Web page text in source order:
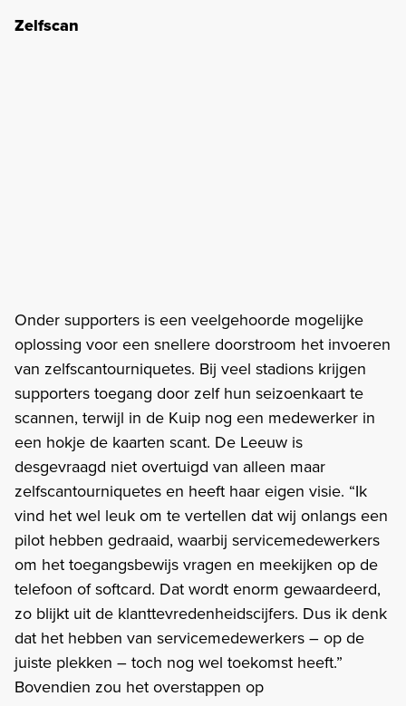
Zelfscan
Onder supporters is een veelgehoorde mogelijke
oplossing voor een snellere doorstroom het invoeren
van zelfscantourniquetes. Bij veel stadions krijgen
supporters toegang door zelf hun seizoenkaart te
scannen, terwijl in de Kuip nog een medewerker in
een hokje de kaarten scant. De Leeuw is
desgevraagd niet overtuigd van alleen maar
zelfscantourniquetes en heeft haar eigen visie. “Ik
vind het wel leuk om te vertellen dat wij onlangs een
pilot hebben gedraaid, waarbij servicemedewerkers
om het toegangsbewijs vragen en meekijken op de
telefoon of softcard. Dat wordt enorm gewaardeerd,
zo blijkt uit de klanttevredenheidscijfers. Dus ik denk
dat het hebben van servicemedewerkers – op de
juiste plekken – toch nog wel toekomst heeft.”
Bovendien zou het overstappen op